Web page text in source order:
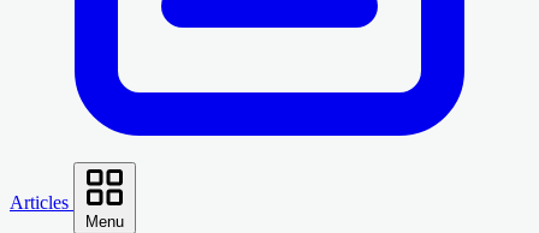
Articles
Menu